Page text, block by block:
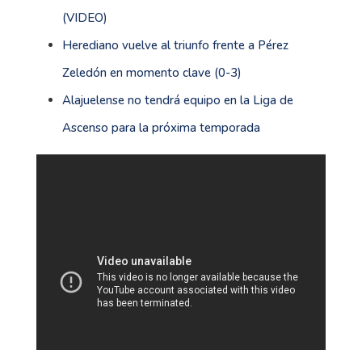
(VIDEO)
Herediano vuelve al triunfo frente a Pérez
Zeledón en momento clave (0-3)
Alajuelense no tendrá equipo en la Liga de
Ascenso para la próxima temporada